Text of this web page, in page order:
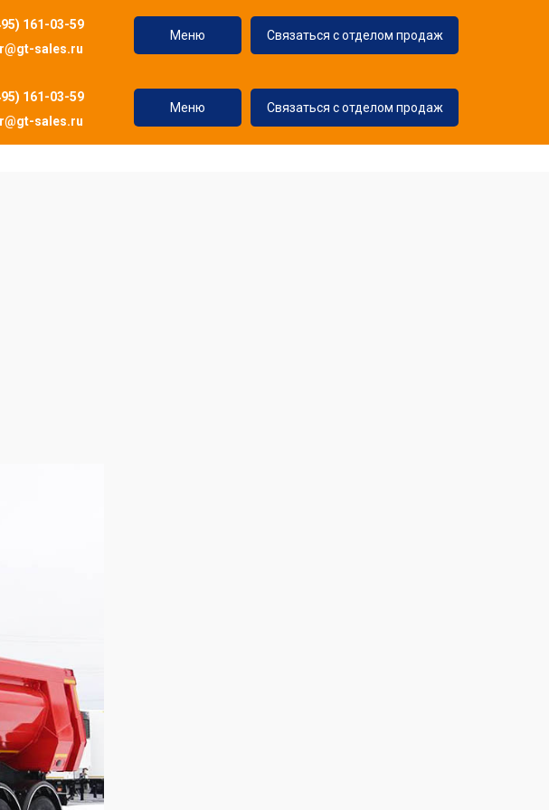
Меню Связаться с отделом продаж
161-03-59
sales.ru
Меню Связаться с отделом продаж
161-03-59
sales.ru